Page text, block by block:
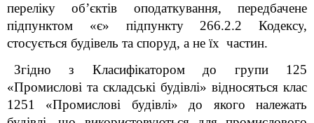
переліку об’єктів оподаткування, передбачене
підпунктом «є» підпункту 266.2.2 Кодексу,
стосується будівель та споруд, а не їх частин.
Згідно з Класифікатором до групи 125
«Промислові та складські будівлі» відносяться клас
1251 «Промислові будівлі» до якого належать